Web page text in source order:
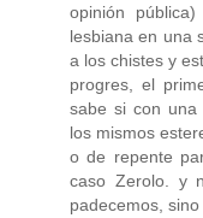
opinión
lesbiana en una
a los chistes y
progres, el
sabe si con una
los mismos
o de repente
caso Zerolo. y
padecemos,